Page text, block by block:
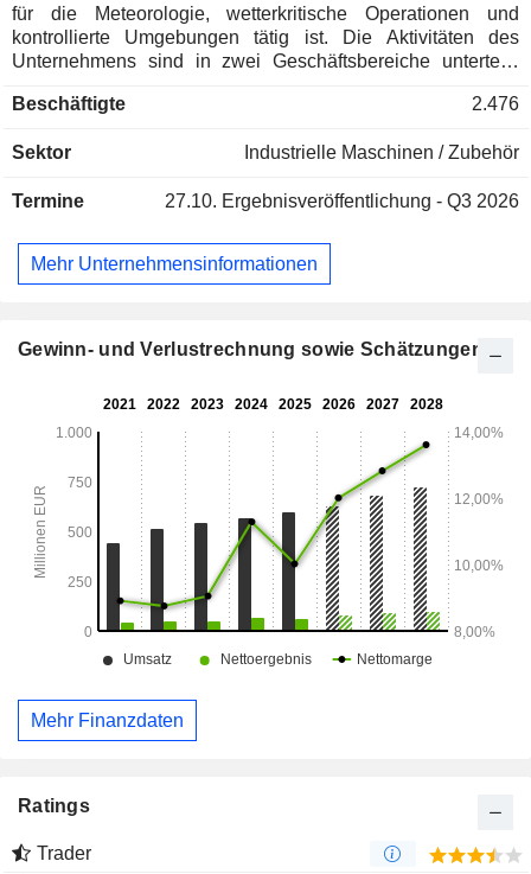
für die Meteorologie, wetterkritische Operationen und
kontrollierte Umgebungen tätig ist. Die Aktivitäten des
Unternehmens sind in zwei Geschäftsbereiche unterteilt.
von Messtechnik für wetterabhängige Märkte und Kunden,
Bahnbetreiber, Flughafenbetreiber, Verteidigungskräfte,
Messtechnik bietet Produkte und Dienstleistungen für
kontrollierten Umgebungen arbeiten und präzise
Messungen benötigen. Das Unternehmen ist weltweit über
Beschäftigte 2.476
Sektor Industrielle Maschinen / Zubehör
Termine 27.10. Ergebnisveröffentlichung - Q3 2026
Mehr Unternehmensinformationen
Gewinn- und Verlustrechnung sowie Schätzungen
Mehr Finanzdaten
Ratings
Trader